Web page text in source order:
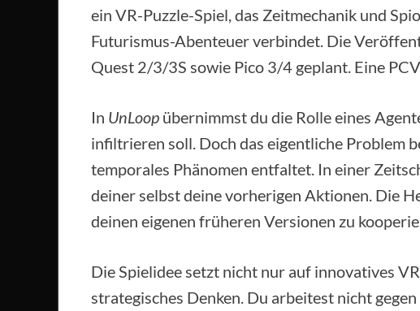
ein VR-Puzzle-Spiel, das Zeitmechanik und
Futurismus-Abenteuer verbindet. Die
Quest 2/3/3S sowie Pico 3/4 geplant. Eine
In UnLoop übernimmst du die Rolle eines
infiltrieren soll. Doch das eigentliche Problem
temporales Phänomen entfaltet. In einer
deiner selbst deine vorherigen Aktionen. Die
deinen eigenen früheren Versionen zu
Die Spielidee setzt nicht nur auf innovatives
strategisches Denken. Du arbeitest nicht